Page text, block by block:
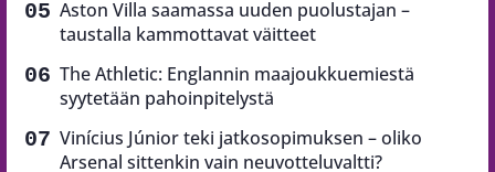
Aston Villa saamassa uuden puolustajan –
taustalla kammottavat väitteet
The Athletic: Englannin maajoukkuemiestä
syytetään pahoinpitelystä
Vinícius Júnior teki jatkosopimuksen – oliko
Arsenal sittenkin vain neuvotteluvaltti?